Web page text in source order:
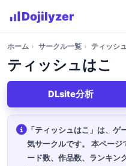
Dojilyzer
ホーム › サークル一覧 › ティッシ
ティッシュはこ
DLsite分析
「ティッシュはこ」は、
気サークルです。
本ページ
ード数、作品数、ランキン